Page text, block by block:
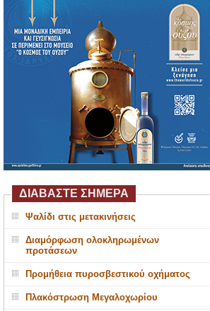
ΔΙΑΒΑΣΤΕ ΣΗΜΕΡΑ
Ψαλίδι στις μετακινήσεις
Διαμόρφωση ολοκληρωμένων
προτάσεων
Προμήθεια πυροσβεστικού οχήματος
Πλακόστρωση Μεγαλοχωρίου